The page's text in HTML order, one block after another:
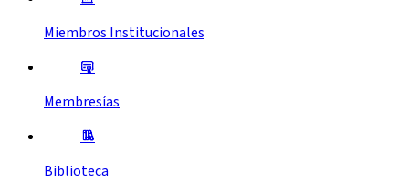
Miembros Institucionales
Membresías
Biblioteca